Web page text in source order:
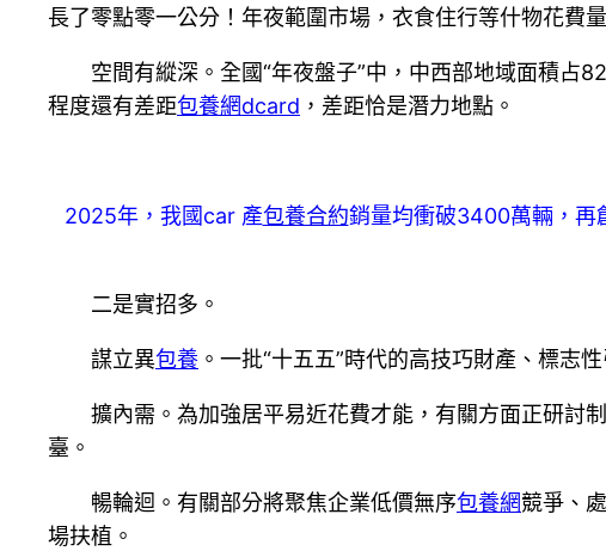
長了零點零一公分！年夜範圍市場，衣食住行等什物花費
空間有縱深。全國“年夜盤子”中，中西部地域面積占
程度還有差距包養網dcard ，差距恰是潛力地點。
2025年，我國car 產包養合約銷量均衝破3400萬輛，再
二是實招多。
謀立異包養 。一批“十五五”時代的高技巧財產、標志
擴內需。為加強居平易近花費才能，有關方面正研討
臺。
暢輪迴。有關部分將聚焦企業低價無序包養網競爭、
場扶植。